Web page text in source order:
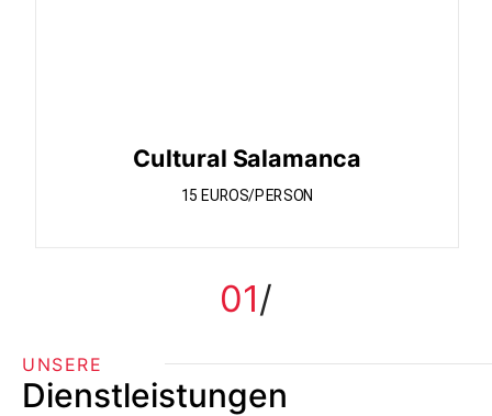
01
Cultural Salamanca
15 EUROS/PERSON
UNSERE
Dienstleistungen